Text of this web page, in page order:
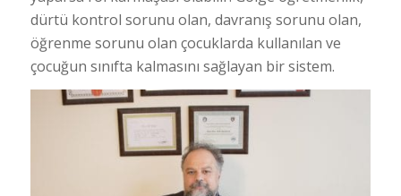
dürtü kontrol sorunu olan, davranış sorunu olan,
öğrenme sorunu olan çocuklarda kullanılan ve
çocuğun sınıfta kalmasını sağlayan bir sistem.